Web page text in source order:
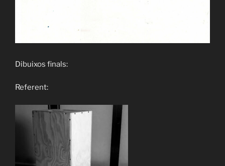
Dibuixos finals:
Referent: